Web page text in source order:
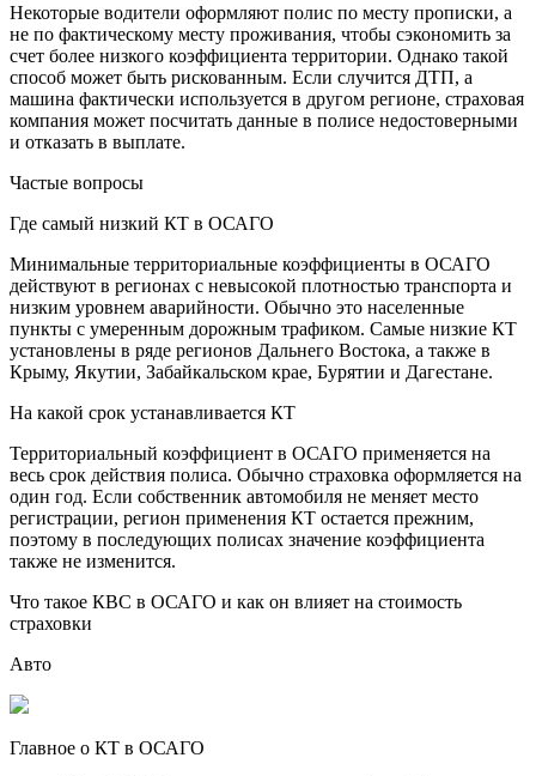
Некоторые водители оформляют полис по месту прописки, а
не по фактическому месту проживания, чтобы сэкономить за
счет более низкого коэффициента территории. Однако такой
способ может быть рискованным. Если случится ДТП, а
машина фактически используется в другом регионе, страховая
компания может посчитать данные в полисе недостоверными
и отказать в выплате.
Частые вопросы
Где самый низкий КТ в ОСАГО
Минимальные территориальные коэффициенты в ОСАГО
действуют в регионах с невысокой плотностью транспорта и
низким уровнем аварийности. Обычно это населенные
пункты с умеренным дорожным трафиком. Самые низкие КТ
установлены в ряде регионов Дальнего Востока, а также в
Крыму, Якутии, Забайкальском крае, Бурятии и Дагестане.
На какой срок устанавливается КТ
Территориальный коэффициент в ОСАГО применяется на
весь срок действия полиса. Обычно страховка оформляется на
один год. Если собственник автомобиля не меняет место
регистрации, регион применения КТ остается прежним,
поэтому в последующих полисах значение коэффициента
также не изменится.
Что такое КВС в ОСАГО и как он влияет на стоимость
страховки
Авто
Главное о КТ в ОСАГО